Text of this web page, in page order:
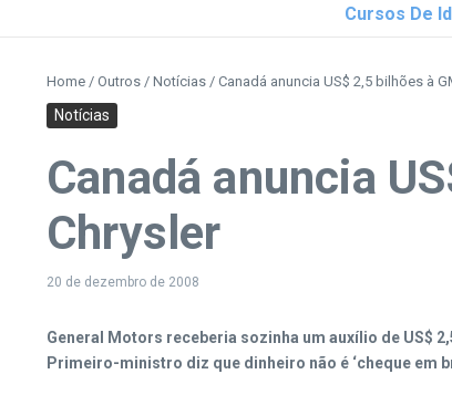
Cursos De
Home / Outros / Notícias / Canadá anuncia US$ 2,5 bilhões à
Notícias
Canadá anuncia
Chrysler
20 de dezembro de 2008
General Motors receberia sozinha um auxílio de US$
Primeiro-ministro diz que dinheiro não é ‘cheque em